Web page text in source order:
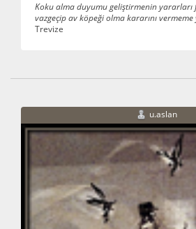
Koku alma duyumu geliştirmenin yararları
vazgeçip av köpeği olma kararını vermeme
Trevize
u.aslan